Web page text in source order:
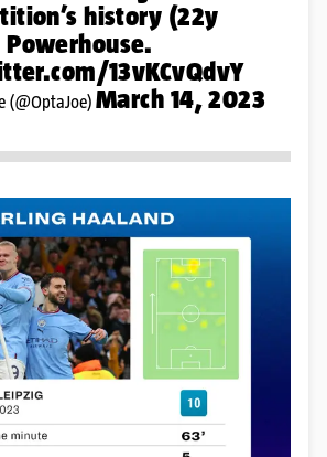
history (22y
13vKCvQdvY
(@OptaJoe) March 14, 2023